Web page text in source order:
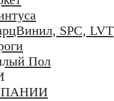
SPC, LVT
Пол